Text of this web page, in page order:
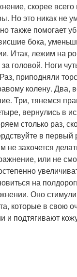
скорее всего
Но это никак не
также помогает
бока,
Итак, лежим на
головой. Ноги
приподняли
колену. Два,
Три, тянемся
вернулись в
столько раз,
в первый
захочется
или не
на
Оно
которые в свою
и подтягивают